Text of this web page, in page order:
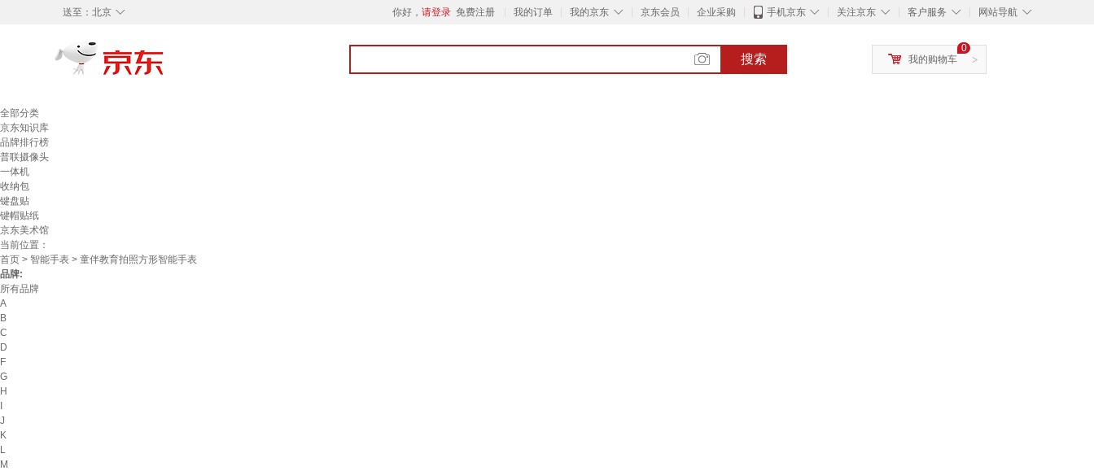
◇
送至： 北京 你好， 请登录 免费注册 我的订单 ◇
我的京东 京东会员 企业采购 ◇
手机京东 ◇
关注京东 ◇
客户服务 ◇
网站导航
搜索 >
0
我的购物车
全部分类
京东知识库
品牌排行榜
普联摄像头
一体机
收纳包
键盘贴
键帽贴纸
京东美术馆
当前位置：
首页 > 智能手表 > 童伴教育拍照方形智能手表
品牌:
所有品牌
A
B
C
D
F
G
H
J
K
L
M